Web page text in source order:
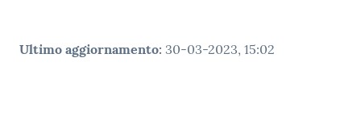
Ultimo aggiornamento: 30-03-2023, 15:02